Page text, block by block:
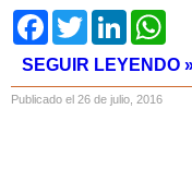
FacebookTwitter LinkedIn
SEGUIR LEYENDO
Publicado el 26 de julio, 2016